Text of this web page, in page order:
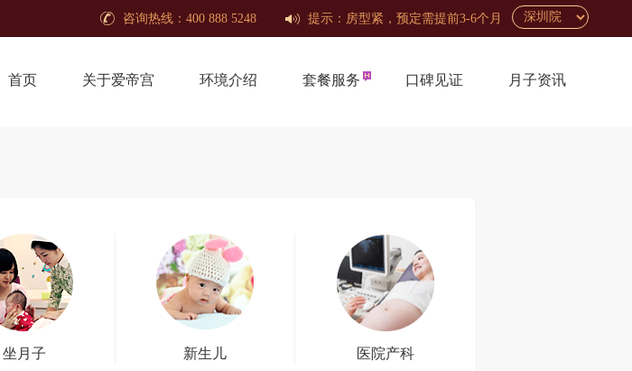
咨询热线：400 888 5248 提示：房型紧，预定需提前3-6个月
首页 关于爱帝宫 环境介绍 套餐服务 口碑见证 月子资讯
坐月子 新生儿 医院产科